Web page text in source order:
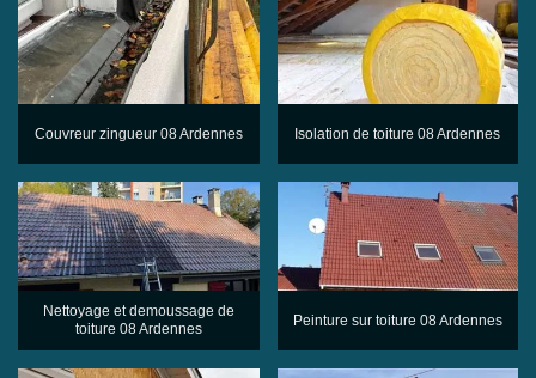
Couvreur zingueur 08 Ardennes Isolation de toiture 08 Ardennes
Nettoyage et demoussage de
toiture 08 Ardennes
Peinture sur toiture 08 Ardennes